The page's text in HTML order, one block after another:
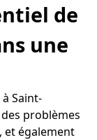
de
une
Saint-
problèmes
et également